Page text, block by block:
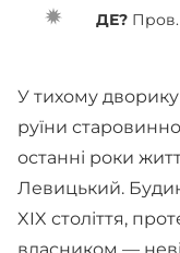
ДЕ? Пров.
У тихому
руїни
останні роки
Левицький.
XIX століття,